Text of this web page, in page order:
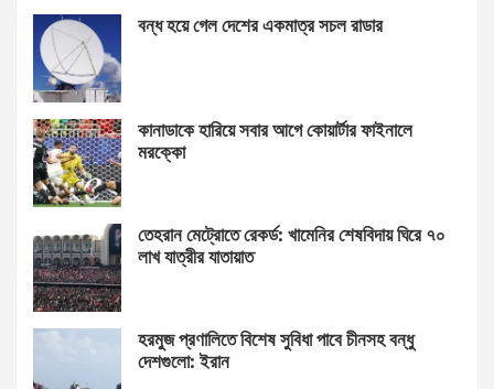
বন্ধ হয়ে গেল দেশের একমাত্র সচল রাডার
কানাডাকে হারিয়ে সবার আগে কোয়ার্টার ফাইনালে
মরক্কো
তেহরান মেট্রোতে রেকর্ড: খামেনির শেষবিদায় ঘিরে ৭০
লাখ যাত্রীর যাতায়াত
হরমুজ প্রণালিতে বিশেষ সুবিধা পাবে চীনসহ বন্ধু
দেশগুলো: ইরান